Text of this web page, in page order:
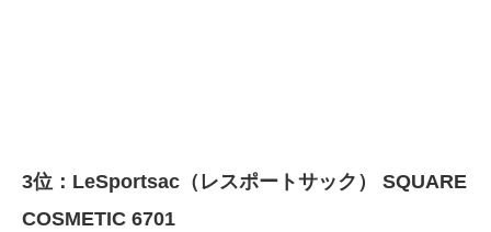
3位：LeSportsac（レスポートサック） SQUARE
COSMETIC 6701